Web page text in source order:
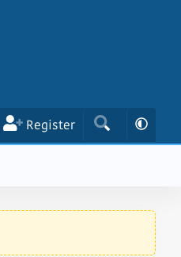
Register